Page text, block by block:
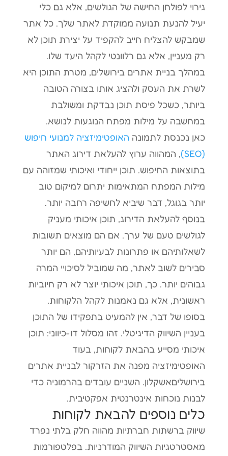
גירוי לפולחן החישה של הגולשים, אלא גם כלי
יעיל להנעת תנועה ממוקדת לאתר שלך. כל אתר
שמבקש להצליח חייב להקפיד על יצירת תוכן לא
רק מעניין, אלא גם רלוונטי לקהל היעד שלו.
במהלך בניית אתרים בירושלים, מטרת התוכן היא
לשרת את העסק ולהציג אותו בצורה הטובה
ביותר, כשכל פיסת תוכן נבדקת ומשולבת
במחשבה על מילות מפתח הנוגעות לנושא.
כאן נכנסת לתמונה האופטימיזציה למנועי חיפוש
(SEO)
, המהווה ערוץ להעלאת דירוג האתר
בתוצאות החיפוש. תוכן ייחודי ואיכותי שמזוהה עם
מילות המפתח המתאימות יתרום למיקום טוב
יותר בגוגל, דבר שיביא לחשיפה רחבה יותר.
בנוסף להעלאת הדירוג, תוכן איכותי מעניק
לגולשים טעם של ערך. אם הם מוצאים תשובות
לשאלותיהם או פתרונות לבעיותיהם, הם יותר
סבירים לשוב לאתר, מה שמוביל לסיכויי המרה
גבוהים יותר. כך, תוכן איכותי יוצר לא רק חיוביות
ראשונית, אלא גם נאמנות לקהל הלקוחות.
בסופו של דבר, אין להמעיט בתפקידו של התוכן
בעניין השיווק הדיגיטלי. זהו מסלול דו-כיווני: תוכן
איכותי מסייע בהבאת לקוחות, בעוד
האופטימיזציה מפנה את הזרקור לבניית אתרים
בירושליםאשקלון. השניים עובדים בהרמוניה כדי
לבנות נוכחות אינטרנטית אפקטיבית.
כלים נוספים להבאת לקוחות
שיווק ברשתות חברתיות מהווה חלק בלתי נפרד
מאסטרטגיות השיווק המודרניות. בפלטפורמות